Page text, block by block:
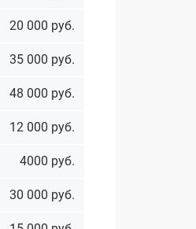
20 000 руб.
35 000 руб.
48 000 руб.
12 000 руб.
4000 руб.
30 000 руб.